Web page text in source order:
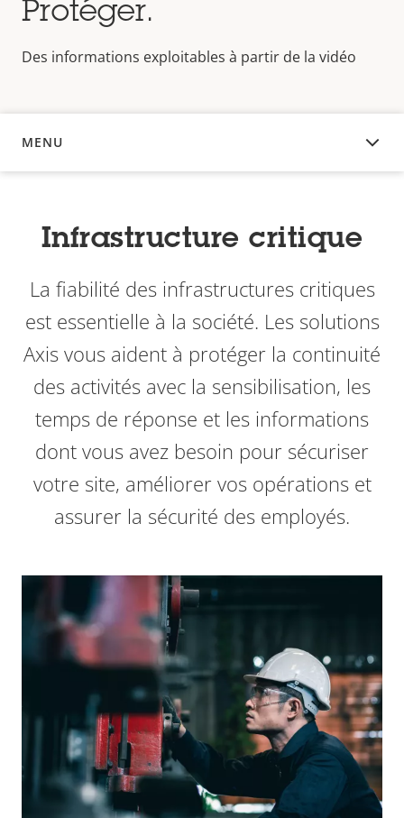
Protéger.
Des informations exploitables à partir de la vidéo
MENU
APERÇU
Infrastructure critique
La fiabilité des infrastructures critiques
est essentielle à la société. Les solutions
Axis vous aident à protéger la continuité
des activités avec la sensibilisation, les
temps de réponse et les informations
dont vous avez besoin pour sécuriser
votre site, améliorer vos opérations et
assurer la sécurité des employés.